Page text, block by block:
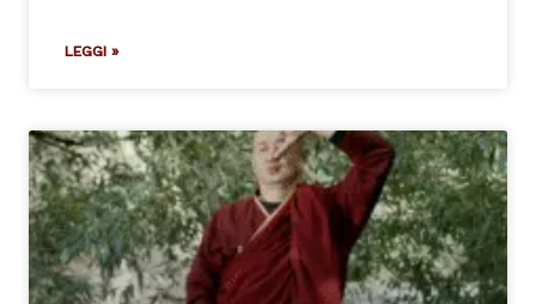
LEGGI »